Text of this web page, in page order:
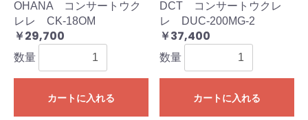
OHANA コンサートウク
レレ CK-18OM
￥29,700
数量
カートに入れる
DCT コンサートウクレ
レ DUC-200MG-2
￥37,400
数量
カートに入れる